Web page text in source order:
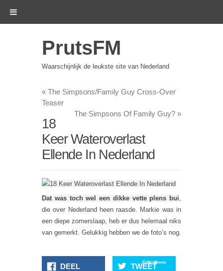
PrutsFM
Waarschijnlijk de leukste site van Nederland
« The Simpsons/Family Guy Cross-Over
Teaser
The Simpsons Of Family Guy? »
18
Keer Wateroverlast
Ellende In Nederland
Dat was toch wel een dikke vette plens bui,
die over Nederland heen raasde. Markie was in
een diepe zomerslaap, heb er dus helemaal niks
van gemerkt. Gelukkig hebben we de foto’s nog.
DEEL TWEET
Enorme
11 Mooie